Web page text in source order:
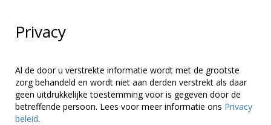
Privacy
Al de door u verstrekte informatie wordt met de grootste
zorg behandeld en wordt niet aan derden verstrekt als daar
geen uitdrukkelijke toestemming voor is gegeven door de
betreffende persoon. Lees voor meer informatie ons Privacy
beleid.